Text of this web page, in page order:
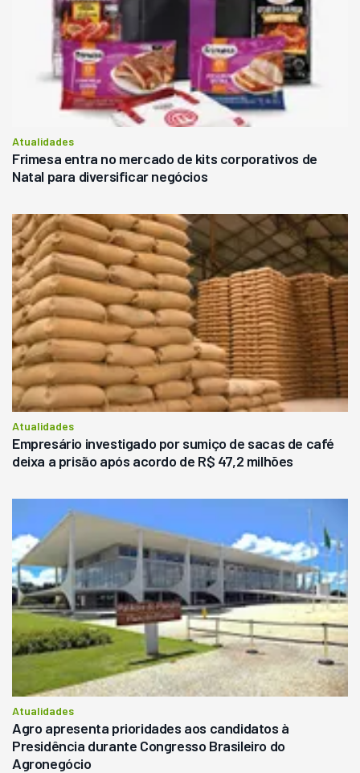
Atualidades
Frimesa entra no mercado de kits corporativos de
Natal para diversificar negócios
Atualidades
Empresário investigado por sumiço de sacas de café
deixa a prisão após acordo de R$ 47,2 milhões
Atualidades
Agro apresenta prioridades aos candidatos à
Presidência durante Congresso Brasileiro do
Agronegócio